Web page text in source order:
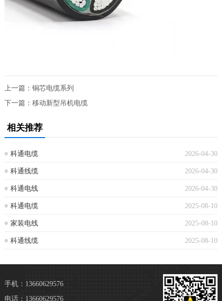
上一篇： 铜芯电缆系列
下一篇： 移动新型吊机电缆
相关推荐
2026-04-30
科通电缆
2026-04-30
科通线缆
2026-04-30
科通电线
2025-08-10
科通电缆
2025-08-10
家装电线
2025-08-10
科通线缆
手机：13660629576
电话：13660629576